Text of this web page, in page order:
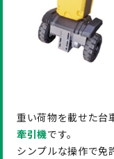
重い荷物を載せた台
牽引機です。
シンプルな操作で免